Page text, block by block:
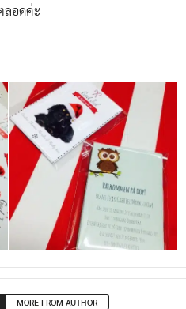
ลอดค่ะ
MORE FROM AUTHOR